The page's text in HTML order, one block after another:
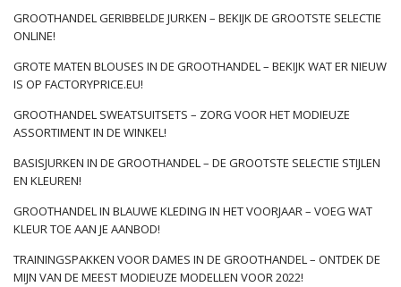
GROOTHANDEL GERIBBELDE JURKEN – BEKIJK DE GROOTSTE SELECTIE
ONLINE!
GROTE MATEN BLOUSES IN DE GROOTHANDEL – BEKIJK WAT ER NIEUW
IS OP FACTORYPRICE.EU!
GROOTHANDEL SWEATSUITSETS – ZORG VOOR HET MODIEUZE
ASSORTIMENT IN DE WINKEL!
BASISJURKEN IN DE GROOTHANDEL – DE GROOTSTE SELECTIE STIJLEN
EN KLEUREN!
GROOTHANDEL IN BLAUWE KLEDING IN HET VOORJAAR – VOEG WAT
KLEUR TOE AAN JE AANBOD!
TRAININGSPAKKEN VOOR DAMES IN DE GROOTHANDEL – ONTDEK DE
MIJN VAN DE MEEST MODIEUZE MODELLEN VOOR 2022!